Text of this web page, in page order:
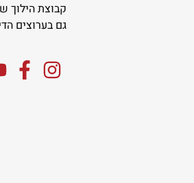
קבוצת הילוך
גם בערוצים